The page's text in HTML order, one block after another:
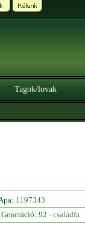
Tagok/lovak
1197343
Generáció: 92 - családfa